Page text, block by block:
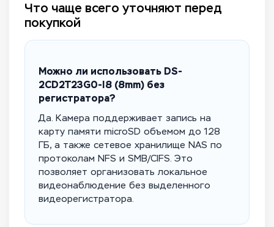
Что чаще всего уточняют перед
покупкой
Можно ли использовать DS-
2CD2T23G0-I8 (8mm) без
регистратора?
Да. Камера поддерживает запись на
карту памяти microSD объемом до 128
ГБ, а также сетевое хранилище NAS по
протоколам NFS и SMB/CIFS. Это
позволяет организовать локальное
видеонаблюдение без выделенного
видеорегистратора.